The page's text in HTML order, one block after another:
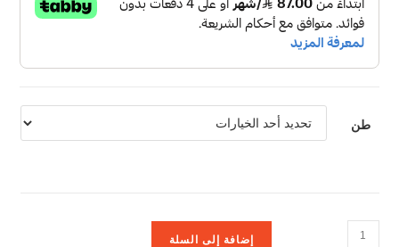
طن
إضافة إلى السلة